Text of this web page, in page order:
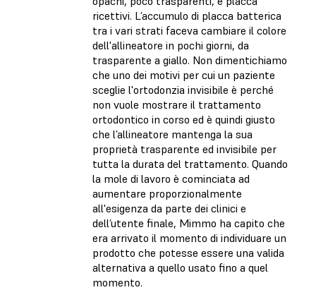
ricettivi. L’accumulo di placca batterica
tra i vari strati faceva cambiare il colore
dell'allineatore in pochi giorni, da
trasparente a giallo. Non dimentichiamo
che uno dei motivi per cui un paziente
sceglie l'ortodonzia invisibile è perché
non vuole mostrare il trattamento
ortodontico in corso ed è quindi giusto
che l’allineatore mantenga la sua
proprietà trasparente ed invisibile per
tutta la durata del trattamento. Quando
la mole di lavoro è cominciata ad
aumentare proporzionalmente
all'esigenza da parte dei clinici e
dell’utente finale, Mimmo ha capito che
era arrivato il momento di individuare un
prodotto che potesse essere una valida
alternativa a quello usato fino a quel
momento.